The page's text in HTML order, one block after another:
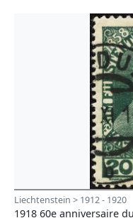
Liechtenstein > 1912 - 1920
1918 60e anniversaire